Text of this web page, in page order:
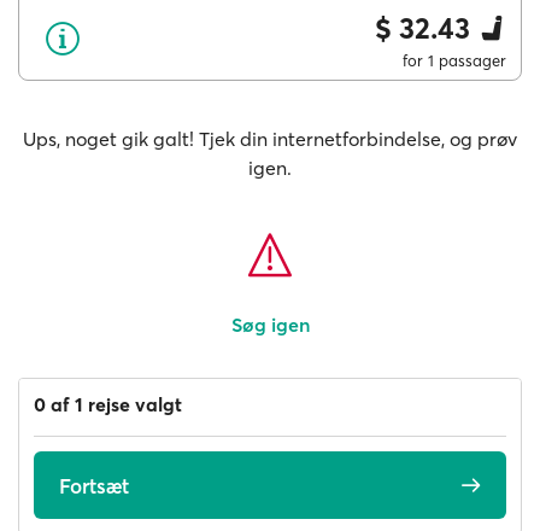
$ 32.43
for 1 passager
Ups, noget gik galt! Tjek din internetforbindelse, og prøv
igen.
Søg igen
0 af 1 rejse valgt
Fortsæt